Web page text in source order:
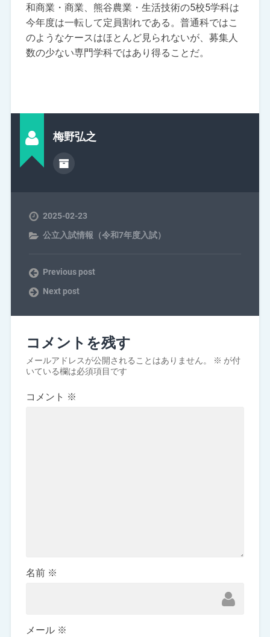
和商業・商業、熊谷農業・生活技術の5校5学科は
今年度は一転して定員割れである。普通科ではこ
のようなケースはほとんど見られないが、募集人
数の少ない専門学科ではあり得ることだ。
梅野弘之
2025-02-23
公立入試情報（令和7年度入試）
Previous post
Next post
コメントを残す
メールアドレスが公開されることはありません。 ※ が付
いている欄は必須項目です
コメント ※
名前 ※
メール ※